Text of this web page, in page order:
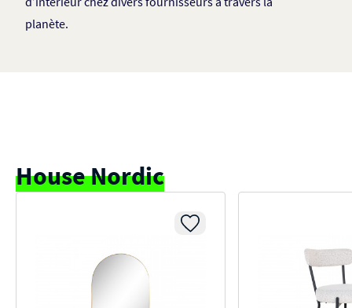
planète.
House Nordic